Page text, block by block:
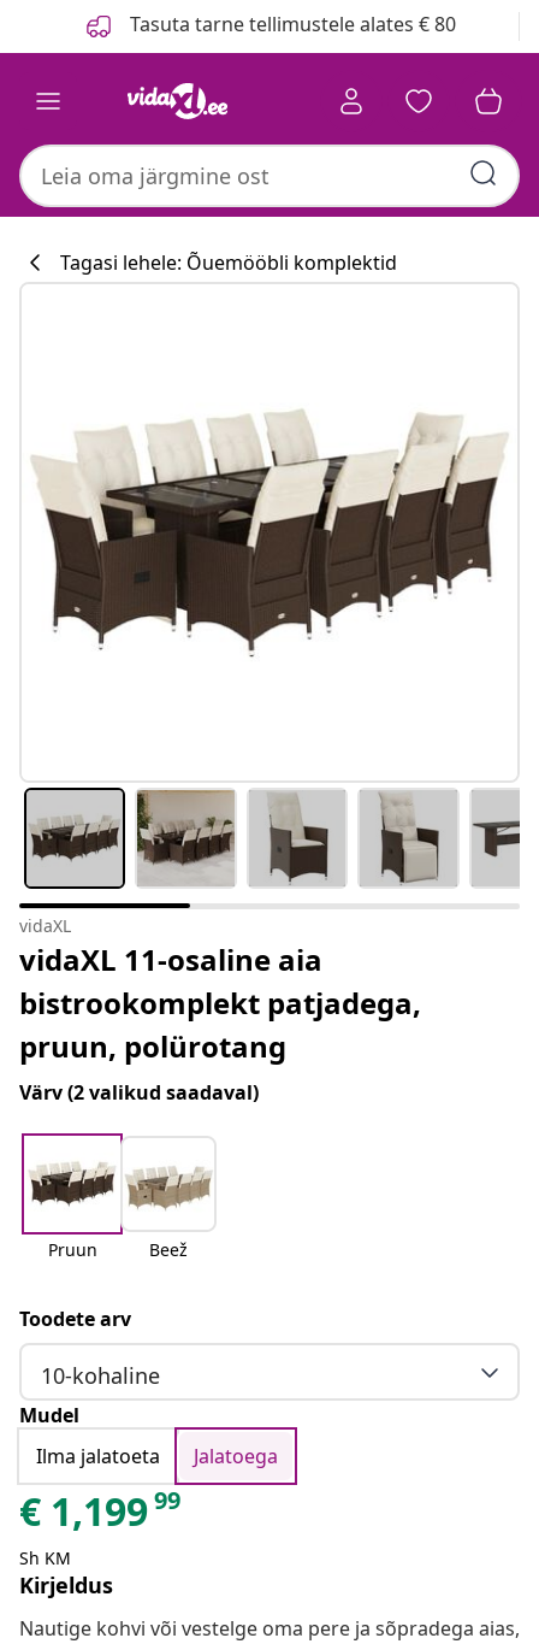
Tasuta tarne tellimustele alates € 80
#sharemevidaxl
Tagasi lehele: Õuemööbli komplektid
vidaXL
vidaXL 11-osaline aia
bistrookomplekt patjadega,
pruun, polürotang
Värv(2 valikud saadaval)
Pruun Beež
Toodete arv
10-kohaline
Mudel
Ilma jalatoeta
Jalatoega
€ 1,19999
Sh KM
Kirjeldus
Nautige kohvi või vestelge oma pere ja sõpradega aias,